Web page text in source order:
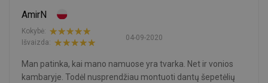
AmirN
04-09-2020
Kokybė:
Išvaizda:
Man patinka, kai mano namuose yra tvarka. Net ir vonios
kambaryje. Todėl nusprendžiau montuoti dantų šepetėlių